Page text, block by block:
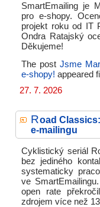
SmartEmailing je
pro e-shopy.
projekt roku od IT
Ondra Ratajský
Děkujeme!
The post Jsme
e-shopy! appeared
27. 7. 2026
Road
e-mailingu
Cyklistický seriál
bez jediného
systematicky
ve
open rate
zdrojem více než